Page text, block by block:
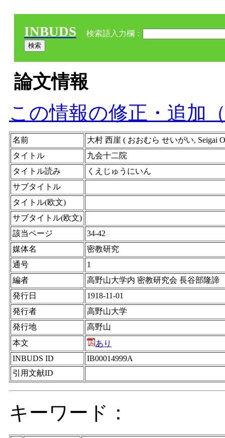
INBUDS 検索語入力欄：
論文情報
この情報の修正・追加
名前
大村 西崖 ( おおむら せいがい, Seigai
タイトル
九会十二院
タイトル読み
くえじゅうにいん
サブタイトル
タイトル(欧文)
サブタイトル(欧文)
該当ページ
34-42
媒体名
密教研究
通号
1
編者
高野山大学内 密教研究会 長谷部隆諦
発行日
1918-11-01
発行者
高野山大学
発行地
高野山
本文
あり
INBUDS ID
IB00014999A
引用文献ID
キーワード：